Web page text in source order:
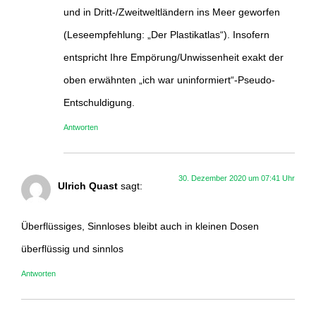
und in Dritt-/Zweitweltländern ins Meer geworfen
(Leseempfehlung: „Der Plastikatlas“). Insofern
entspricht Ihre Empörung/Unwissenheit exakt der
oben erwähnten „ich war uninformiert“-Pseudo-
Entschuldigung.
Antworten
Ulrich Quast sagt:
30. Dezember 2020 um 07:41 Uhr
Überflüssiges, Sinnloses bleibt auch in kleinen Dosen
überflüssig und sinnlos
Antworten